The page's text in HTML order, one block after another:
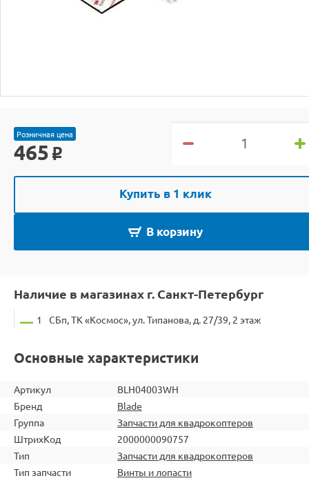
Розничная цена
465 o
Купить в 1 клик
В корзину
Наличие в магазинах г. Санкт-Петербург
1 СБп, ТК «Космос», ул. Типанова, д. 27/39, 2 этаж
Основные характеристики
Артикул
BLH04003WH
Бренд
Blade
Группа
Запчасти для квадрокоптеров
ШтрихКод
2000000090757
Тип
Запчасти для квадрокоптеров
Тип запчасти
Винты и лопасти